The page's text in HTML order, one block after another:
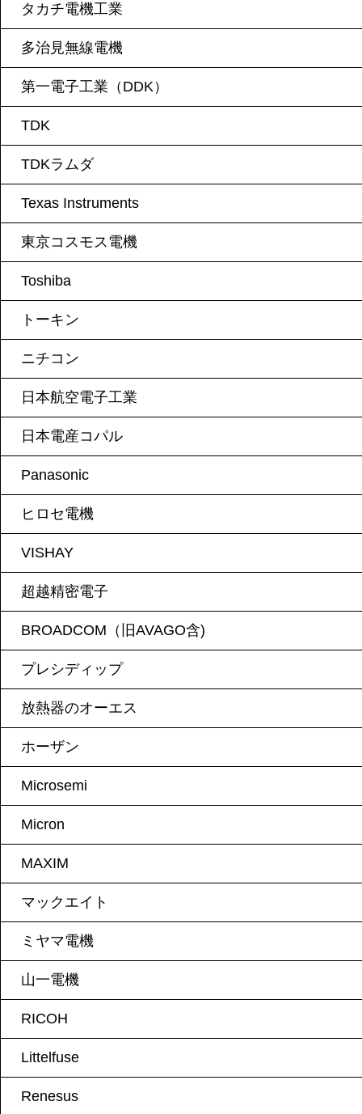
タカチ電機工業
多治見無線電機
第一電子工業（DDK）
TDK
TDKラムダ
Texas Instruments
東京コスモス電機
Toshiba
トーキン
ニチコン
日本航空電子工業
日本電産コパル
Panasonic
ヒロセ電機
VISHAY
超越精密電子
BROADCOM（旧AVAGO含)
プレシディップ
放熱器のオーエス
ホーザン
Microsemi
Micron
MAXIM
マックエイト
ミヤマ電機
山一電機
RICOH
Littelfuse
Renesus